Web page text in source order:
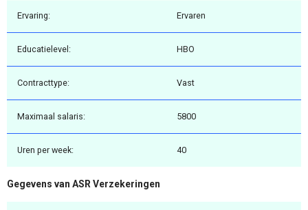
Ervaring: Ervaren
Educatielevel: HBO
Contracttype: Vast
Maximaal salaris: 5800
Uren per week: 40
Gegevens van ASR Verzekeringen